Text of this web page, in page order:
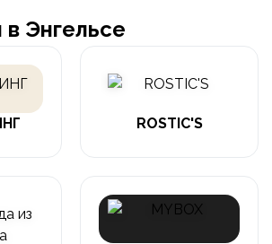
Энгельсе
ROSTIC'S